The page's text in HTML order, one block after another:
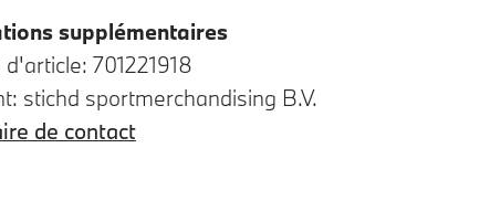
supplémentaires
701221918
stichd sportmerchandising B.V.
de contact